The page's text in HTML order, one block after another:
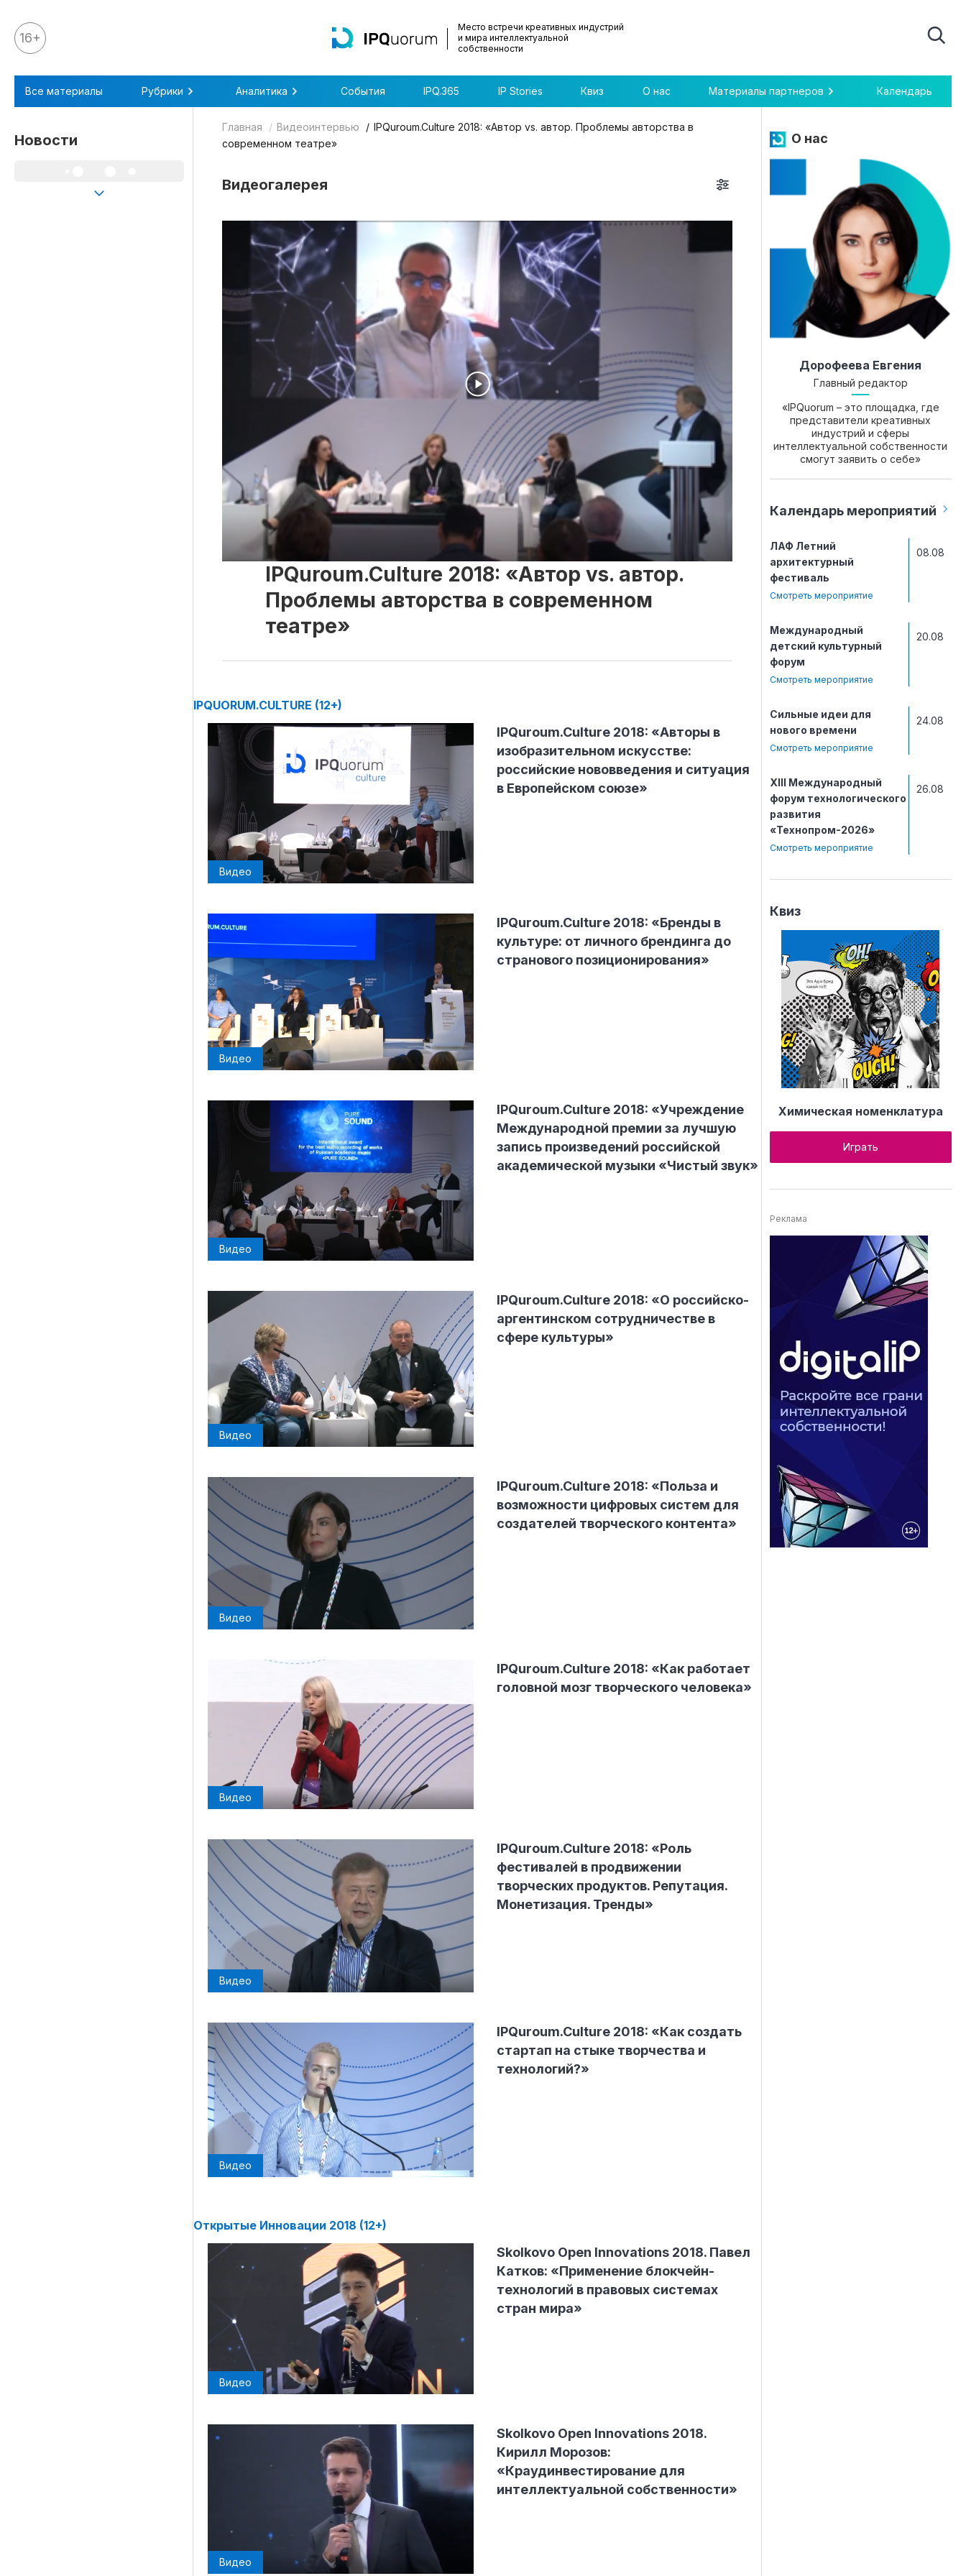
Все материалы
Аналитика
Аналитика
Интеллектуальная собственность и креативные индустрии
16+
Место встречи креативных индустрий
и мира интеллектуальной
собственности
Все материалы Рубрики Аналитика События IPQ.365 IP Stories Квиз О нас Материалы партнеров Календарь
Новости
Главная Видеоинтервью
IPQuroum.Culture 2018: «Автор vs. автор. Проблемы авторства в
современном театре»
Видеогалерея
IPQuroum.Culture 2018: «Автор vs. автор.
Проблемы авторства в современном
театре»
IPQUORUM.CULTURE (12+)
Видео
IPQuroum.Culture 2018: «Авторы в
изобразительном искусстве:
российские нововведения и ситуация
в Европейском союзе»
Видео
IPQuroum.Culture 2018: «Бренды в
культуре: от личного брендинга до
странового позиционирования»
Видео
IPQuroum.Culture 2018: «Учреждение
Международной премии за лучшую
запись произведений российской
академической музыки «Чистый звук»
Видео
IPQuroum.Culture 2018: «О российско-
аргентинском сотрудничестве в
сфере культуры»
Видео
IPQuroum.Culture 2018: «Польза и
возможности цифровых систем для
создателей творческого контента»
Видео
IPQuroum.Culture 2018: «Как работает
головной мозг творческого человека»
Видео
IPQuroum.Culture 2018: «Роль
фестивалей в продвижении
творческих продуктов. Репутация.
Монетизация. Тренды»
Видео
IPQuroum.Culture 2018: «Как создать
стартап на стыке творчества и
технологий?»
Открытые Инновации 2018 (12+)
Видео
Skolkovo Open Innovations 2018. Павел
Катков: «Применение блокчейн-
технологий в правовых системах
стран мира»
Видео
Skolkovo Open Innovations 2018.
Кирилл Морозов:
«Краудинвестирование для
интеллектуальной собственности»
О нас
Дорофеева Евгения
Главный редактор
«IPQuorum – это площадка, где
представители креативных
индустрий и сферы
интеллектуальной собственности
смогут заявить о себе»
Календарь мероприятий
ЛАФ Летний
архитектурный
фестиваль
Смотреть мероприятие
08.08
Международный
детский культурный
форум
Смотреть мероприятие
20.08
Сильные идеи для
нового времени
Смотреть мероприятие
24.08
ХIII Международный
форум технологического
развития
«Технопром-2026»
Смотреть мероприятие
26.08
Квиз
Химическая номенклатура
Играть
Реклама